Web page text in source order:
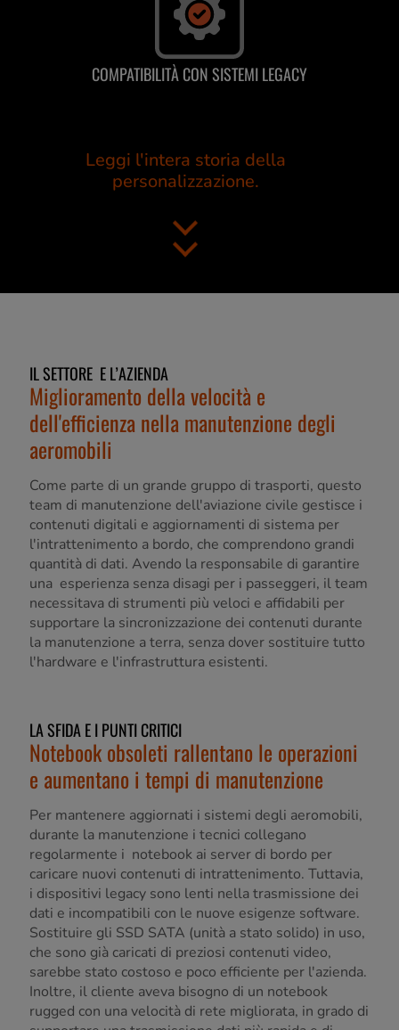
COMPATIBILITÀ CON SISTEMI LEGACY
Leggi l'intera storia della
personalizzazione.
IL SETTORE E L’AZIENDA
Miglioramento della velocità e
dell'efficienza nella manutenzione degli
aeromobili
Come parte di un grande gruppo di trasporti, questo
team di manutenzione dell'aviazione civile gestisce i
contenuti digitali e aggiornamenti di sistema per
l'intrattenimento a bordo, che comprendono grandi
quantità di dati. Avendo la responsabile di garantire
una esperienza senza disagi per i passeggeri, il team
necessitava di strumenti più veloci e affidabili per
supportare la sincronizzazione dei contenuti durante
la manutenzione a terra, senza dover sostituire tutto
l'hardware e l'infrastruttura esistenti.
LA SFIDA E I PUNTI CRITICI
Notebook obsoleti rallentano le operazioni
e aumentano i tempi di manutenzione
Per mantenere aggiornati i sistemi degli aeromobili,
durante la manutenzione i tecnici collegano
regolarmente i notebook ai server di bordo per
caricare nuovi contenuti di intrattenimento. Tuttavia,
i dispositivi legacy sono lenti nella trasmissione dei
dati e incompatibili con le nuove esigenze software.
Sostituire gli SSD SATA (unità a stato solido) in uso,
che sono già caricati di preziosi contenuti video,
sarebbe stato costoso e poco efficiente per l'azienda.
Inoltre, il cliente aveva bisogno di un notebook
rugged con una velocità di rete migliorata, in grado di